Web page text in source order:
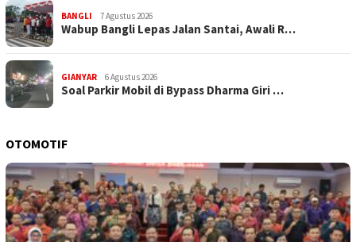
BANGLI 7 Agustus 2026
Wabup Bangli Lepas Jalan Santai, Awali R…
GIANYAR 6 Agustus 2026
Soal Parkir Mobil di Bypass Dharma Giri …
OTOMOTIF